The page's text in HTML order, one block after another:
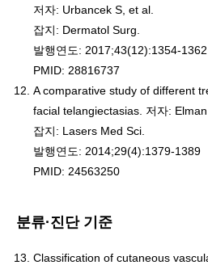
저자: Urbancek S, et al.
잡지: Dermatol Surg.
발행연도: 2017;43(12):1354-1362
PMID: 28816737
A comparative study of different
facial telangiectasias. 저자: Elman
잡지: Lasers Med Sci.
발행연도: 2014;29(4):1379-1389
PMID: 24563250
분류·진단 기준
Classification of cutaneous